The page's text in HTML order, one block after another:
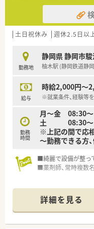
土日祝休み 週休2.5日以
勤務地
静岡県 静岡市
柚木駅 (静岡鉄道静
給与
時給2,000円～
※就業条件、経験等
勤務
時間
月～金 08:30
土 08:30～
※上記の間で応
～勤務できる方
■綺麗で設備が整っ
■薬剤師、常時複数
詳細を見る